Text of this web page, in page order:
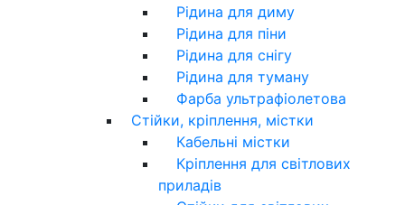
Рідина для диму
Рідина для піни
Рідина для снігу
Рідина для туману
Фарба ультрафіолетова
Стійки, кріплення, містки
Кабельні містки
Кріплення для світлових
приладів